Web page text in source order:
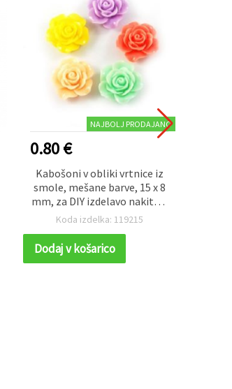
NAJBOLJ PRODAJANO
0.80 €
Kabošoni v obliki vrtnice iz
smole, mešane barve, 15 x 8
mm, za DIY izdelavo nakita –
10 kosov
Koda izdelka: 119215
Dodaj v košarico